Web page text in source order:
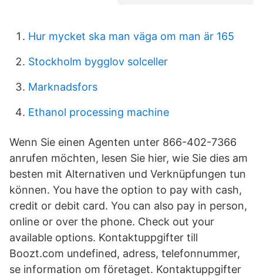
Hur mycket ska man väga om man är 165
Stockholm bygglov solceller
Marknadsfors
Ethanol processing machine
Wenn Sie einen Agenten unter 866-402-7366
anrufen möchten, lesen Sie hier, wie Sie dies am
besten mit Alternativen und Verknüpfungen tun
können. You have the option to pay with cash,
credit or debit card. You can also pay in person,
online or over the phone. Check out your
available options. Kontaktuppgifter till
Boozt.com undefined, adress, telefonnummer,
se information om företaget. Kontaktuppgifter